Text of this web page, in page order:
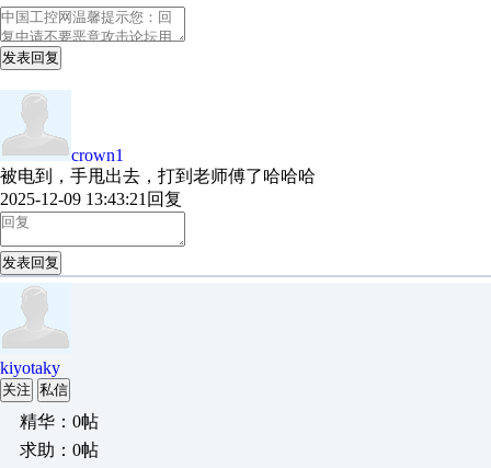
发表回复
crown1
被电到，手甩出去，打到老师傅了哈哈哈
2025-12-09 13:43:21 回复
发表回复
kiyotaky
关注 私信
精华：0帖
求助：0帖